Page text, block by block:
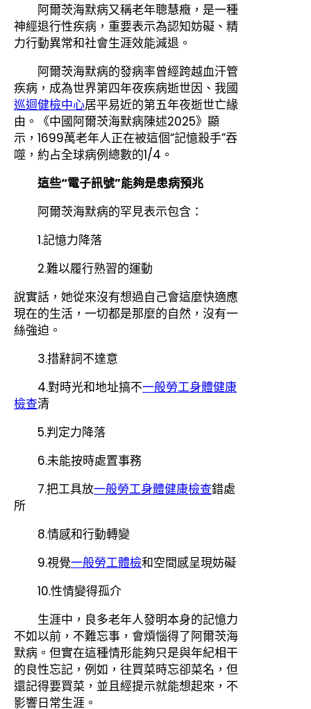
阿爾茨海默病又稱老年聰慧癥，是一種
神經退行性疾病，重要表示為認知妨礙、精
力行動異常和社會生涯效能減退。
阿爾茨海默病的發病率曾經跨越血汗管
疾病，成為世界第四年夜疾病逝世因、我國
巡迴健檢中心居平易近的第五年夜逝世亡緣
由。《中國阿爾茨海默病陳述2025》顯
示，1699萬老年人正在被這個“記憶殺手”吞
噬，約占全球病例總數的1/4。
這些“電子訊號”能夠是患病預兆
阿爾茨海默病的罕見表示包含：
1.記憶力降落
2.難以履行熟習的運動
說實話，她從來沒有想過自己會這麼快適應
現在的生活，一切都是那麼的自然，沒有一
絲強迫。
3.措辭詞不達意
4.對時光和地址搞不一般勞工身體健康
檢查清
5.判定力降落
6.未能按時處置事務
7.把工具放一般勞工身體健康檢查錯處
所
8.情感和行動轉變
9.視覺一般勞工體檢和空間感呈現妨礙
10.性情變得孤介
生涯中，良多老年人發明本身的記憶力
不如以前，不難忘事，會煩惱得了阿爾茨海
默病。但實在這種情形能夠只是與年紀相干
的良性忘記，例如，往買菜時忘卻菜名，但
還記得要買菜，並且經提示就能想起來，不
影響日常生涯。